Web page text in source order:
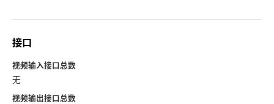
接口
视频输入接口总数
无
视频输出接口总数